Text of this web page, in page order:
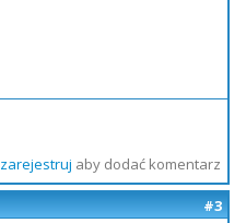
zarejestruj aby dodać komentarz
#3